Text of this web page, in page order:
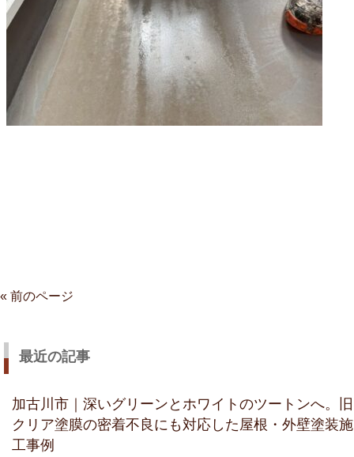
« 前のページ
最近の記事
加古川市｜深いグリーンとホワイトのツートンへ。旧
クリア塗膜の密着不良にも対応した屋根・外壁塗装施
工事例